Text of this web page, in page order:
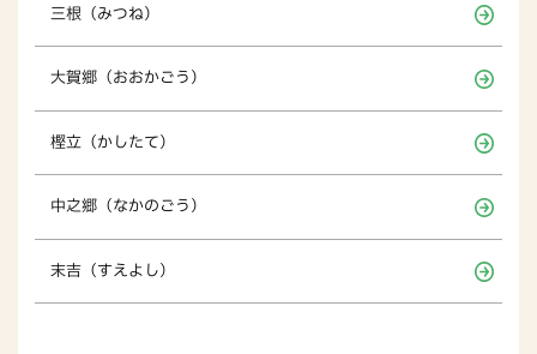
三根（みつね）
大賀郷（おおかごう）
樫立（かしたて）
中之郷（なかのごう）
末吉（すえよし）